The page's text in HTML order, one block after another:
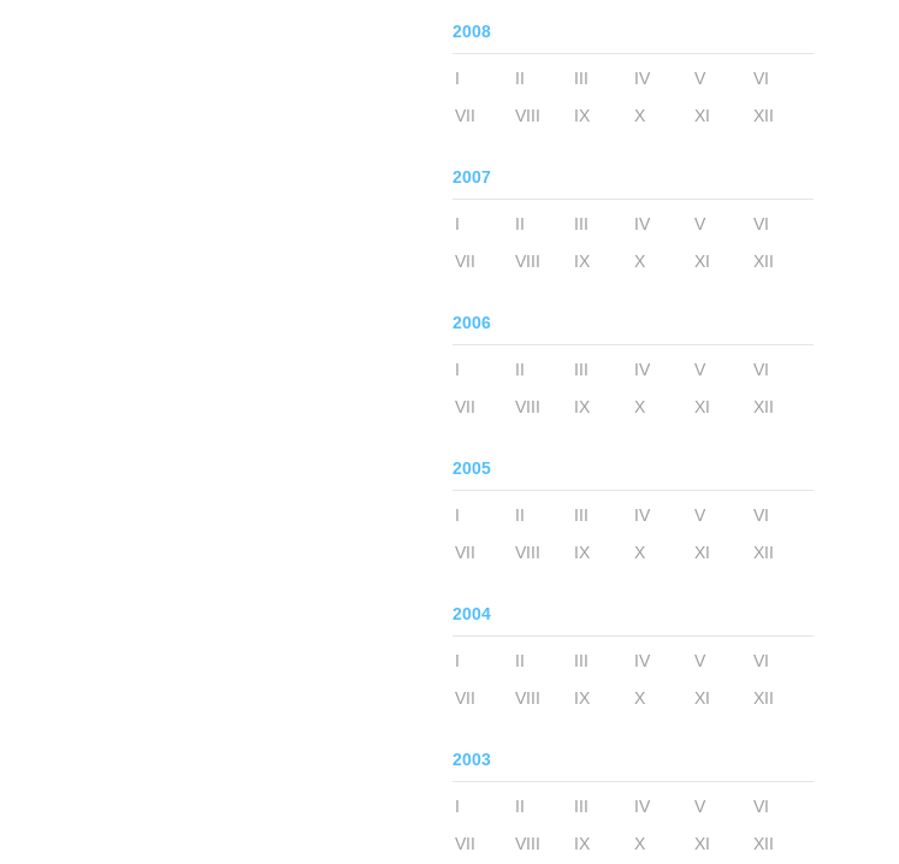
2008
I II III IV V
VI
VII
VIII IX X XI XII
2007
I II III IV V
VI
VII
VIII IX X XI XII
2006
I II III IV V
VI
VII
VIII IX X XI XII
2005
I II III IV V
VI
VII
VIII IX X XI XII
2004
I II III IV V
VI
VII
VIII IX X XI XII
2003
I II III IV V
VI
VII
VIII IX X XI XII